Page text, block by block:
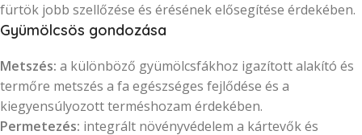
fürtök jobb szellőzése és érésének elősegítése érdekében.
Gyümölcsös gondozása
Metszés: a különböző gyümölcsfákhoz igazított alakító és
termőre metszés a fa egészséges fejlődése és a
kiegyensúlyozott terméshozam érdekében.
Permetezés: integrált növényvédelem a kártevők és